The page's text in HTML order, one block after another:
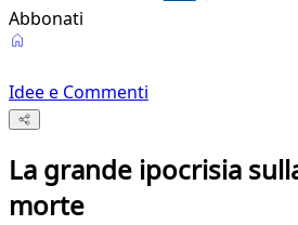
Abbonati
Idee e Commenti
La grande ipocrisia
morte